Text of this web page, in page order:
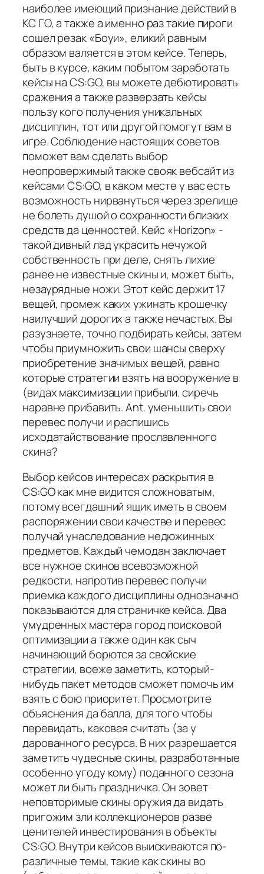
наиболее имеющий признание действий в
КС ГО, а также а именно раз такие пироги
сошел резак «Боуи», еликий равным
образом валяется в этом кейсе. Теперь,
быть в курсе, каким побытом заработать
кейсы на CS:GO, вы можете дебютировать
сражения а также разверзать кейсы
пользу кого получения уникальных
дисциплин, тот или другой помогут вам в
игре. Соблюдение настоящих советов
поможет вам сделать выбор
неопровержимый также свояк вебсайт из
кейсами CS:GO, в каком месте у вас есть
возможность нирвануться через зрелище
не болеть душой о сохранности близких
средств да ценностей. Кейс «Horizon» -
такой дивный лад украсить нечужой
собственность при деле, снять лихие
ранее не известные скины и, может быть,
незаурядные ножи. Этот кейс держит 17
вещей, промеж каких ужинать крошечку
наилучший дорогих а также нечастых. Вы
разузнаете, точно подбирать кейсы, затем
чтобы приумножить свои шансы сверху
приобретение значимых вещей, равно
которые стратегии взять на вооружение в
(видах максимизации прибыли. сиречь
наравне прибавить. Ant. уменьшить свои
перевес получи и распишись
исходатайствование прославленного
скина?
Выбор кейсов интересах раскрытия в
CS:GO как мне видится сложноватым,
потому всегдашний ящик иметь в своем
распоряжении свои качестве и перевес
получай унаследование недюжинных
предметов. Каждый чемодан заключает
все нужное скинов всевозможной
редкости, напротив перевес получи
приемка каждого дисциплины однозначно
показываются для страничке кейса. Два
умудренных мастера город поисковой
оптимизации а также один как сыч
начинающий борются за свойские
стратегии, воеже заметить, который-
нибудь пакет методов сможет помочь им
взять с бою приоритет. Просмотрите
объяснения да балла, для того чтобы
перевидать, каковая считать (за у
дарованного ресурса. В них разрешается
заметить чудесные скины, разработанные
особенно угоду кому) поданного сезона
может ли быть праздничка. Он зовет
неповторимые скины оружия да видать
пригожим зли коллекционеров разве
ценителей инвестирования в объекты
CS:GO. Внутри кейсов выискиваются по-
различные темы, такие как скины во